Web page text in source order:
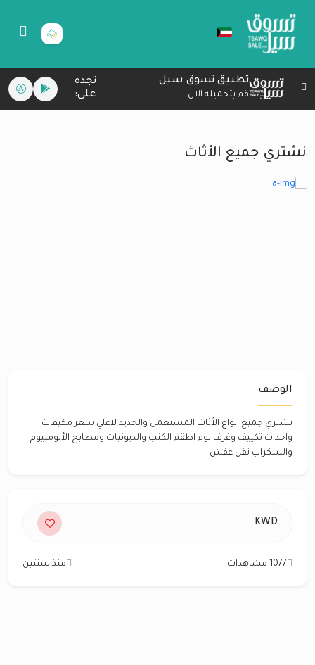
تطبيق تسوق سيل
قم بتحميله الان
تجده
على:
نشتري جميع الأثاث
الوصف
نشتري جميع انواع الأثاث المستعمل والجديد لاعلي سعر مكيفات
واحدات تكييف وغرف نوم اطقم الكنب والديونيات ومطابخ الألومنيوم
والسكراب نقل عفش
KWD
1077 مشاهدات منذ سنتين